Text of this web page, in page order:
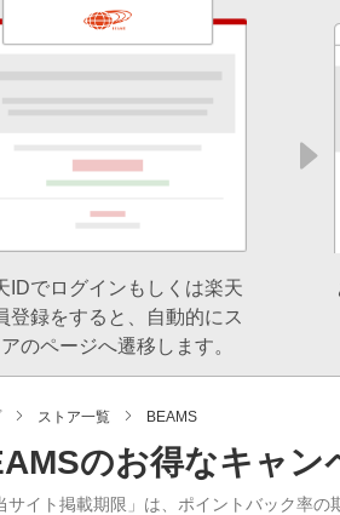
IDでログインもしくは楽天
登録をすると、自動的にス
アのページへ遷移します。
ストア一覧 BEAMS
のお得なキャン
イト掲載期限」は、ポイントバック率の